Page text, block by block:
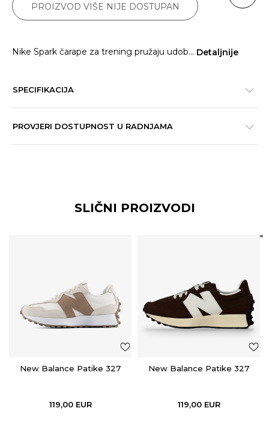
PROIZVOD VIŠE NIJE DOSTUPAN
Nike Spark čarape za trening pružaju udob... Detaljnije
SPECIFIKACIJA
PROVJERI DOSTUPNOST U RADNJAMA
SLIČNI PROIZVODI
New Balance Patike 327
119,00 EUR
New Balance Patike 327
119,00 EUR